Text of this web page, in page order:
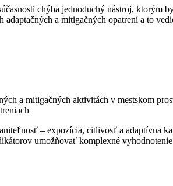
chýba jednoduchý nástroj, ktorým
a mitigačných opatrení a to
a mitigačných aktivitách v mestskom
– expozícia, citlivosť a adaptívna
umožňovať komplexné